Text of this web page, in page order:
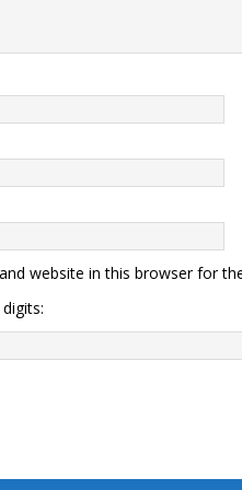
website in this browser for